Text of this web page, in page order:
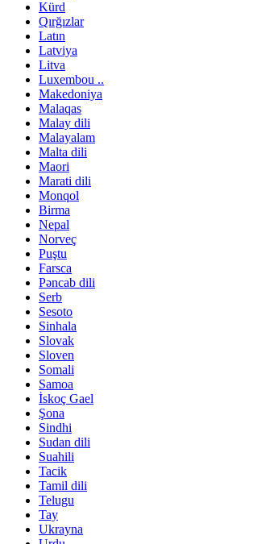
Kürd
Qırğızlar
Latın
Latviya
Litva
Luxembou ..
Makedoniya
Malaqas
Malay dili
Malayalam
Malta dili
Maori
Marati dili
Monqol
Birma
Nepal
Norveç
Puştu
Farsca
Pəncab dili
Serb
Sesoto
Sinhala
Slovak
Sloven
Somali
Samoa
İskoç Gael
Şona
Sindhi
Sudan dili
Suahili
Tacik
Tamil dili
Telugu
Tay
Ukrayna